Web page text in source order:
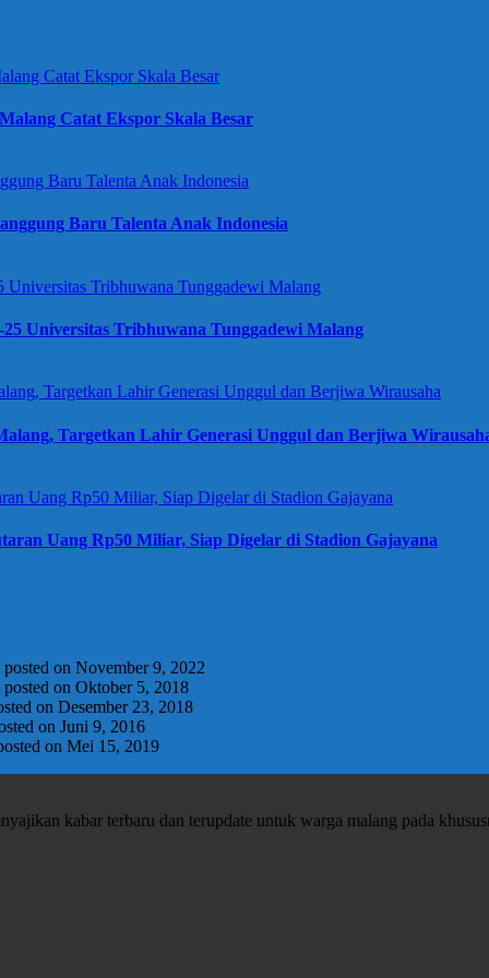
Catat Ekspor Skala Besar
Baru Talenta Anak Indonesia
Universitas Tribhuwana Tunggadewi Malang
Targetkan Lahir Generasi Unggul dan Berjiwa
Uang Rp50 Miliar, Siap Digelar di Stadion Gajayana
posted on November 9, 2022
posted on Oktober 5, 2018
on Desember 23, 2018
on Juni 9, 2016
on Mei 15, 2019
kabar terbaru dan terupdate untuk warga malang pada